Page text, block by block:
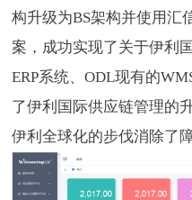
构升级为BS架构并使用汇
案，成功实现了关于伊利
ERP系统、ODL现有的
了伊利国际供应链管理的
伊利全球化的步伐消除了障